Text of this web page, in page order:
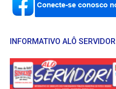
INFORMATIVO ALÔ SERVIDOR